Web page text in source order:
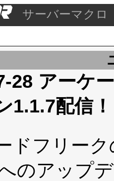
サーバーマクロ
28 アーケ
1.1.7配信！
ドフリー
のアップ